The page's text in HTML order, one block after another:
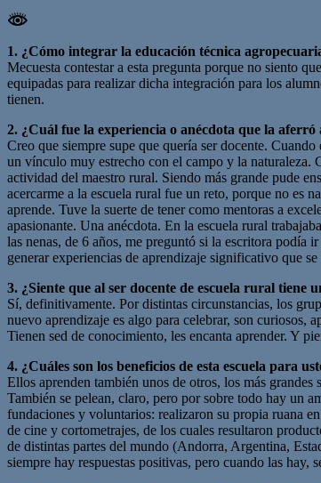
1. ¿Cómo integrar la educación técnica
Mecuesta contestar a esta pregunta porque no siento
equipadas para realizar dicha integración para los
tienen.
2. ¿Cuál fue la experiencia o anécdota que la aferró
Creo que siempre supe que quería ser docente.
un vínculo muy estrecho con el campo y la naturaleza.
actividad del maestro rural. Siendo más grande pude
acercarme a la escuela rural fue un reto, porque no es
aprende. Tuve la suerte de tener como mentoras a
apasionante. Una anécdota. En la escuela rural
las nenas, de 6 años, me preguntó si la escritora podía
generar experiencias de aprendizaje significativo que
3. ¿Siente que al ser docente de escuela rural
Sí, definitivamente. Por distintas circunstancias, los
nuevo aprendizaje es algo para celebrar, son curiosos,
Tienen sed de conocimiento, les encanta aprender. Y
4. ¿Cuáles son los beneficios de esta escuela para
Ellos aprenden también unos de otros, los más grandes
También se pelean, claro, pero por sobre todo hay un
fundaciones y voluntarios: realizaron su propia ruana
de cine y cortometrajes, de los cuales resultaron
de distintas partes del mundo (Andorra, Argentina,
siempre hay respuestas positivas, pero cuando las hay,